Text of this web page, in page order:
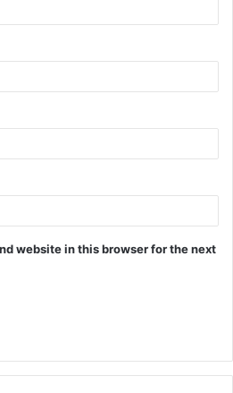
website in this browser for the next